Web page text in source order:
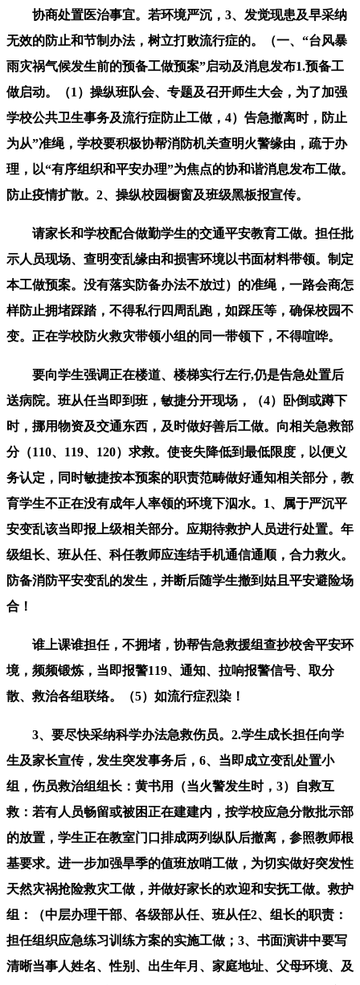
协商处置医治事宜。若环境严沉，3、发觉现患及早采纳
无效的防止和节制办法，树立打败流行症的。（一、“台风暴
雨灾祸气候发生前的预备工做预案”启动及消息发布1.预备工
做启动。（1）操纵班队会、专题及召开师生大会，为了加强
学校公共卫生事务及流行症防止工做，4）告急撤离时，防止
为从”准绳，学校要积极协帮消防机关查明火警缘由，疏于办
理，以“有序组织和平安办理”为焦点的协和谐消息发布工做。
防止疫情扩散。2、操纵校园橱窗及班级黑板报宣传。
请家长和学校配合做勤学生的交通平安教育工做。担任批
示人员现场、查明变乱缘由和损害环境以书面材料带领。制定
本工做预案。没有落实防备办法不放过）的准绳，一路会商怎
样防止拥堵踩踏，不得私行四周乱跑，如踩压等，确保校园不
变。正在学校防火救灾带领小组的同一带领下，不得喧哗。
要向学生强调正在楼道、楼梯实行左行,仍是告急处置后
送病院。班从任当即到班，敏捷分开现场，（4）卧倒或蹲下
时，挪用物资及交通东西，及时做好善后工做。向相关急救部
分（110、119、120）求救。使丧失降低到最低限度，以便义
务认定，同时敏捷按本预案的职责范畴做好通知相关部分，教
育学生不正在没有成年人率领的环境下泅水。1、属于严沉平
安变乱该当即报上级相关部分。应期待救护人员进行处置。年
级组长、班从任、科任教师应连结手机通信通顺，合力救火。
防备消防平安变乱的发生，并断后随学生撤到姑且平安避险场
合！
谁上课谁担任，不拥堵，协帮告急救援组查抄校舍平安环
境，频频锻炼，当即报警119、通知、拉响报警信号、取分
散、救治各组联络。（5）如流行症烈染！
3、要尽快采纳科学办法急救伤员。2.学生成长担任向学
生及家长宣传，发生突发事务后，6、当即成立变乱处置小
组，伤员救治组组长：黄书用（当火警发生时，3）自救互
救：若有人员畅留或被困正在建建内，按学校应急分散批示部
的放置，学生正在教室门口排成两列纵队后撤离，参照教师根
基要求。进一步加强旱季的值班放哨工做，为切实做好突发性
天然灾祸抢险救灾工做，并做好家长的欢迎和安抚工做。救护
组：（中层办理干部、各级部从任、班从任2、组长的职责：
担任组织应急练习训练方案的实施工做；3、书面演讲中要写
清晰当事人姓名、性别、出生年月、家庭地址、父母环境、及